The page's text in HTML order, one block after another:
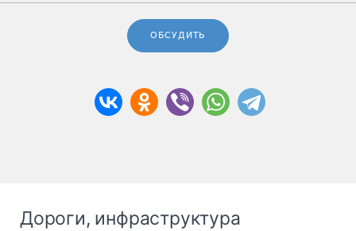
ОБСУДИТЬ
Дороги, инфраструктура